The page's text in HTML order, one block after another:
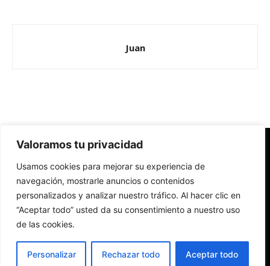
Valoramos tu privacidad
Usamos cookies para mejorar su experiencia de
navegación, mostrarle anuncios o contenidos
personalizados y analizar nuestro tráfico. Al hacer clic en
“Aceptar todo” usted da su consentimiento a nuestro uso
de las cookies.
Personalizar Rechazar todo Aceptar todo
Juan
Redes Cristianas
Una mirada alternativa sobre la Iglesia católica y la sociedad
- Colectivos de Redes Cristianas